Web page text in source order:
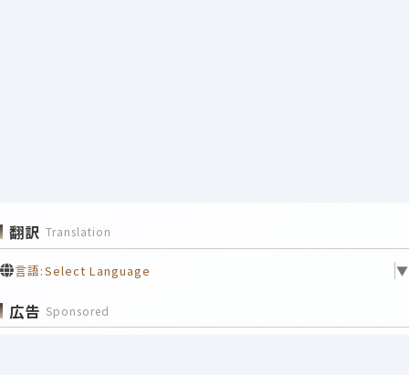
翻訳 Translation
言語:Select Language ▼
広告 Sponsored